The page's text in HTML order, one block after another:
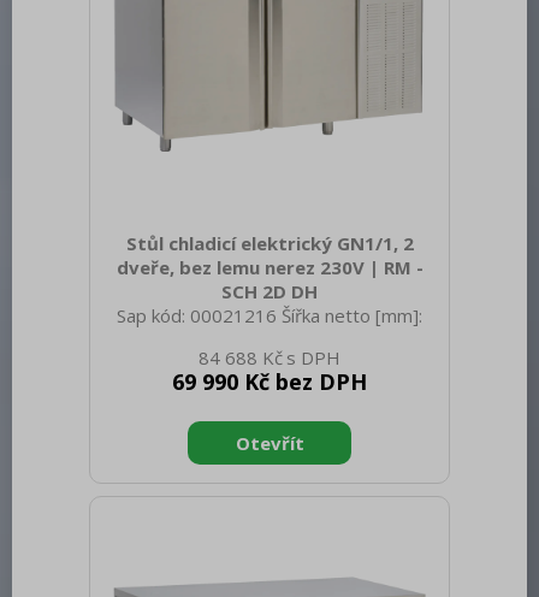
Stůl chladicí elektrický GN1/1, 2
dveře, bez lemu nerez 230V | RM -
SCH 2D DH
Sap kód: 00021216 Šířka netto [mm]:
netto [mm]: 900 Hmotnost netto [kg]:
100.00 Šířka brutto [mm]: 1450 Hloubka
950 Hmotnost brutto [kg]: 120.00 Typ
spotřebiče: Elektrické zařízení Příkon
elektrický [kW]: 0.320 Napájení: 230 V /
barva zařízení: Nerezové Min teplota
84 688 Kč
69 990 Kč bez DPH